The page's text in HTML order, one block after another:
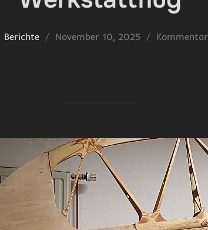
Berichte
Veröffentlicht
November 10, 2025